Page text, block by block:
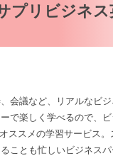
プリビジネス
会議など、リアルなビ
で楽しく学べるので、
ススメの学習サービス。
ことも忙しいビジネス